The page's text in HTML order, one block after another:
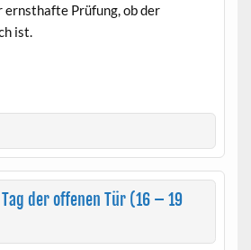
ernsthafte Prüfung, ob der
ist.
der offenen Tür (16 – 19